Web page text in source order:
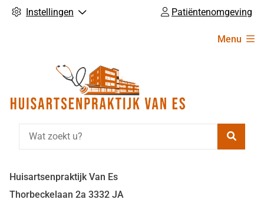
Instellingen Patiëntenomgeving
Menu
Huisartsenpraktijk Van Es
Thorbeckelaan 2a 3332 JA